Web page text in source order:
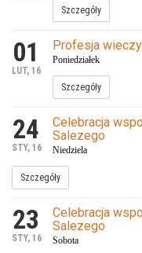
Szczegóły
01
LUT, 16
Profesja
Poniedziałek
Szczegóły
24
STY, 16
Celebracja
Salezego
Niedziela
Szczegóły
23
STY, 16
Celebracja
Salezego
Sobota